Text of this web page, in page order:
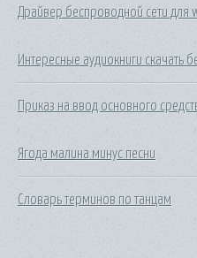
Драйвер беспроводной сети для
Интересные аудиокниги скачать
Приказ на ввод основного
Ягода малина минус песни
Словарь терминов по танцам